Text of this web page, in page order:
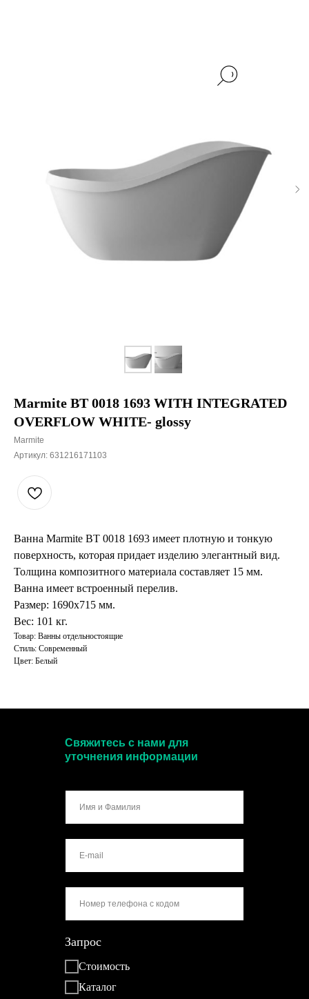
Marmite BT 0018 1693 WITH INTEGRATED
OVERFLOW WHITE- glossy
Marmite
Артикул: 631216171103
Ванна Marmite BT 0018 1693 имеет плотную и тонкую
поверхность, которая придает изделию элегантный вид.
Толщина композитного материала составляет 15 мм.
Ванна имеет встроенный перелив.
Размер: 1690x715 мм.
Вес: 101 кг.
Товар: Ванны отдельностоящие
Стиль: Современный
Цвет: Белый
Запрос
Стоимость
Каталог
Свяжитесь с нами для
уточнения информации